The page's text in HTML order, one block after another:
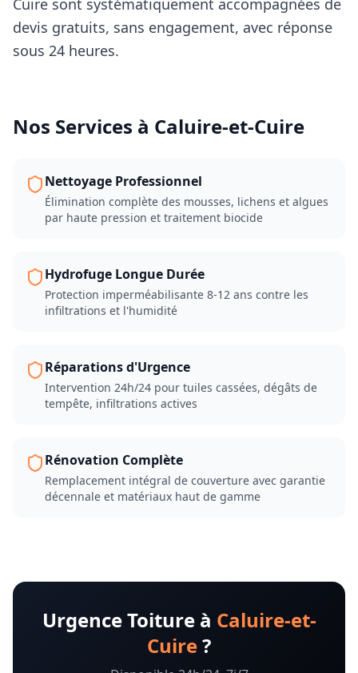
Cuire sont systématiquement accompagnées de
devis gratuits, sans engagement, avec réponse
sous 24 heures.
Nos Services à Caluire-et-Cuire
Nettoyage Professionnel
Élimination complète des mousses, lichens et algues
par haute pression et traitement biocide
Hydrofuge Longue Durée
Protection imperméabilisante 8-12 ans contre les
infiltrations et l'humidité
Réparations d'Urgence
Intervention 24h/24 pour tuiles cassées, dégâts de
tempête, infiltrations actives
Rénovation Complète
Remplacement intégral de couverture avec garantie
décennale et matériaux haut de gamme
Urgence Toiture à Caluire-et-
Cuire?